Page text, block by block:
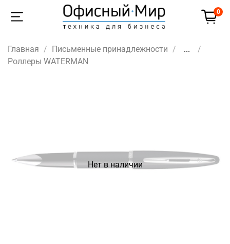
0
Главная Письменные принадлежности
...
Роллеры WATERMAN
Нет в наличии